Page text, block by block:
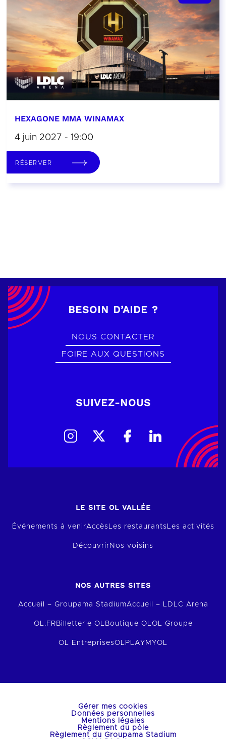
HEXAGONE MMA WINAMAX
4 juin 2027 - 19:00
RÉSERVER
BESOIN D’AIDE ?
NOUS CONTACTER
FOIRE AUX QUESTIONS
SUIVEZ-NOUS
LE SITE OL VALLÉE
Événements à venirAccèsLes restaurantsLes activités
Découvrir Nos voisins
NOS AUTRES SITES
Accueil – Groupama StadiumAccueil – LDLC Arena
OL.FR Billetterie OL Boutique OLOL Groupe
OL EntreprisesOLPLAY MYOL
Gérer mes cookies
Données personnelles
Mentions légales
Règlement du pôle
Règlement du Groupama Stadium